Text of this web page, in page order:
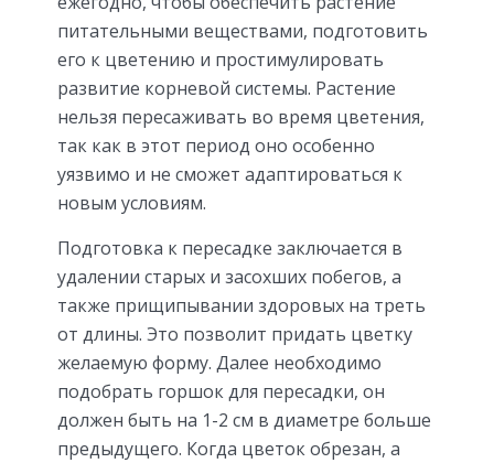
питательными веществами, подготовить
его к цветению и простимулировать
развитие корневой системы. Растение
нельзя пересаживать во время цветения,
так как в этот период оно особенно
уязвимо и не сможет адаптироваться к
новым условиям.
Подготовка к пересадке заключается в
удалении старых и засохших побегов, а
также прищипывании здоровых на треть
от длины. Это позволит придать цветку
желаемую форму. Далее необходимо
подобрать горшок для пересадки, он
должен быть на 1-2 см в диаметре больше
предыдущего. Когда цветок обрезан, а